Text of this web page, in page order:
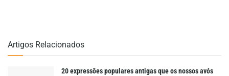
Artigos Relacionados
20 expressões populares antigas que os nossos avós